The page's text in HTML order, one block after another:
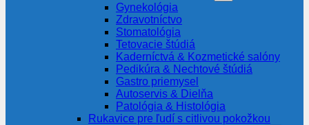
Gynekológia
Zdravotníctvo
Stomatológia
Tetovacie štúdiá
Kaderníctvá & Kozmetické salóny
Pedikúra & Nechtové štúdiá
Gastro priemysel
Autoservis & Dielňa
Patológia & Histológia
Rukavice pre ľudí s citlivou pokožkou